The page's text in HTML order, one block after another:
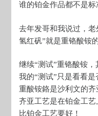
谁的铂金作品都不是标
去年发哥和我说过，
氢红矾”就是重铬酸铵
继续“测试”重铬酸铵
我的“测试”只是看看是
重酸铵鉻是沙利文的齐
齐亚工艺是在铂金工
比铂金工艺要好！